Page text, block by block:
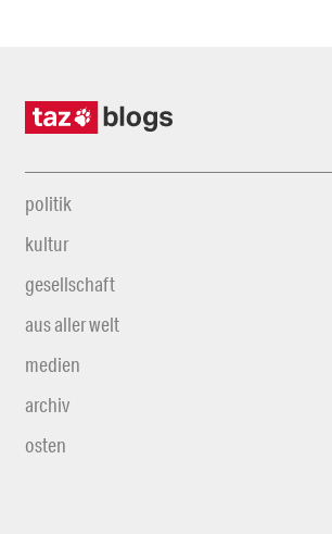
politik
kultur
gesellschaft
aus aller welt
medien
archiv
osten